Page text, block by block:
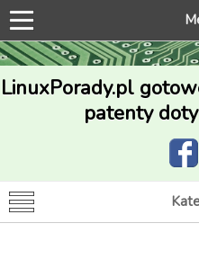
LinuxPorady.pl
patenty